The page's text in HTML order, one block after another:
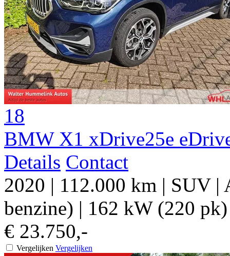
18
BMW X1 xDrive25e
Details Contact
2020 | 112.000 km | SUV|
benzine) | 162 kW (220 pk)
€ 23.750,-
Vergelijken Vergelijken